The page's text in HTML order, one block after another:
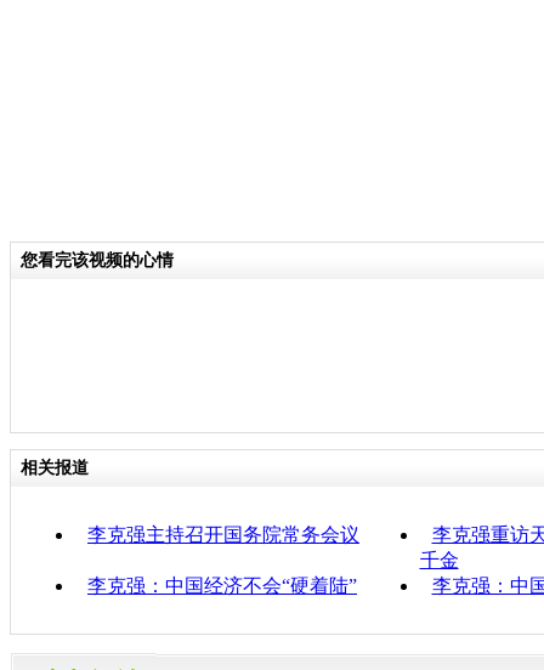
您看完该视频的心情
相关报道
李克强主持召开国务院常务会议
李克强重访
千金
李克强：中国经济不会“硬着陆”
李克强：中